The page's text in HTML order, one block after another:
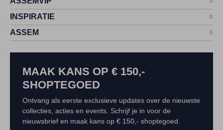
INSPIRATIE
ASSEM
MAAK KANS OP € 150,-
SHOPTEGOED
Ontvang als eerste exclusieve updates over de nieuwste
collecties, acties en events. Schrijf je in voor de
nieuwsbrief en maak kans op € 150,- shoptegoed.